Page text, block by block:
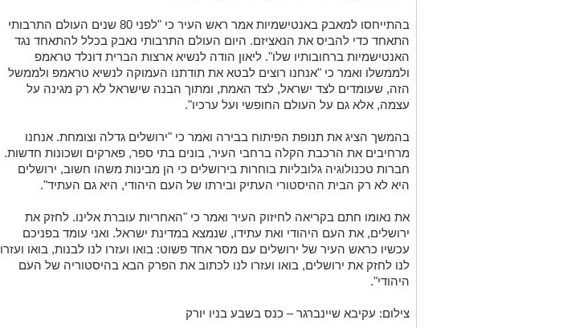
בהתייחסו למאבק באנטישמיות אמר ראש העיר כי "לפני 80 שנים העולם התרבותי
התאחד כדי להביס את הנאציזם. היום העולם התרבותי נאבק בכלל להתאחד נגד
האנטישמיות ברחובותיו שלו". ליאון הודה לנשיא ארצות הברית דונלד טראמפ
ולממשלו ואמר כי "אנחנו רוצים לבטא את תודתנו העמוקה לנשיא טראמפ ולממשל
הזה, שעומדים לצד ישראל, לצד האמת, ומתוך הבנה שישראל לא רק מגינה על
עצמה, אלא גם על העולם החופשי ועל ערכיו".
בהמשך הציג את תנופת הפיתוח בבירה ואמר כי "ירושלים גדלה וצומחת. אנחנו
מרחיבים את הרכבת הקלה ברחבי העיר, בונים בתי ספר, פארקים ושכונות חדשות.
חברות טכנולוגיה גלובליות בוחרות בירושלים כי הן מבינות משהו חשוב, ירושלים
היא לא רק הבית ההיסטורי העתיק ובירתו של העם היהודי, היא גם העתיד".
את נאומו חתם בקריאה לחיזוק העיר ואמר כי "האחריות עוברת אלינו. לחזק את
ירושלים, את העם היהודי ואת עתידו, שנמצא במדינת ישראל. ואני עומד בפניכם
עכשיו כראש העיר של ירושלים עם מסר אחד פשוט: בואו ועזרו לנו לבנות, בואו ועזרו
לנו לחזק את ירושלים, בואו ועזרו לנו לכתוב את הפרק הבא בהיסטוריה של העם
היהודי".
צילום: עקיבא שיינברגר – כנס בשבע בניו יורק